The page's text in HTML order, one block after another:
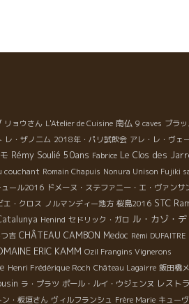
リョウさん L'Atelier de Cuisine 南仏 9 caves ブラ
レ・ザノ二ム 2018年・パリ試飲会 アレ・レ・ヴェ
Rémy Soulié 50ans Fabrice Le Clos des
couchant Romain Chapuis Nonura Unison Fujiki
ュール2016 ドメーヌ・ステファニー・エ・ヴァンサ
エ・クロス ノルマンディー地方 桜島2016 STC
Henind セドリック・ガロ ル・カゾ・デ
吉 CHÂTEAU CAMBON Medoc Rémi DUFAITRE
ERIC KAMM Ozil Frangins Vignerons
Henri Frédérique Roch Château Lagairre 飯田橋
ラ・プラツ ポール・ルイ・ウジェンヌ レスト
ン・板垣さん ヴィルフランシュ Frère Marie キュー